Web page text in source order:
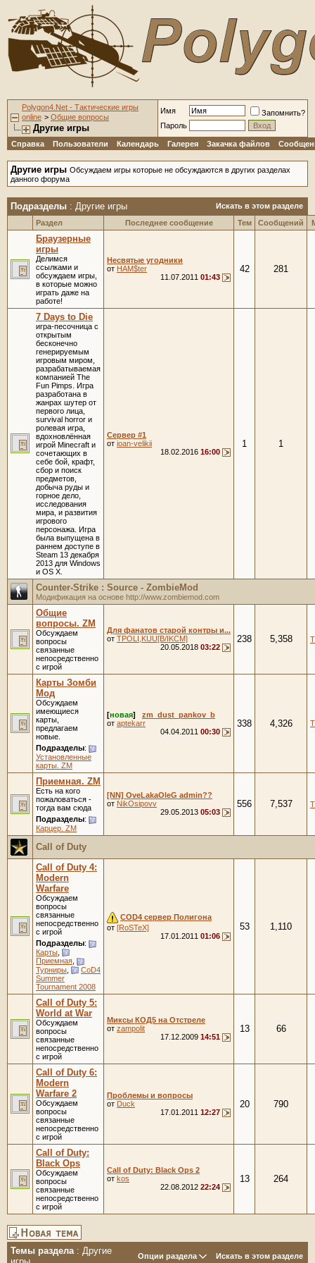
Polygon4.Net - Тактические игры
online > Общие вопросы
Другие игры
Имя
Запомнить?
Пароль
Справка Пользователи Календарь Галерея Закачка файлов
Другие игры Обсуждаем игры которые не обсуждаются в других разделах
данного форума
Подразделы : Другие игры
Искать в этом разделе
Раздел
Последнее сообщение Тем Сообщений
Браузерные
игры
Делимся
ссылками и
обсуждаем игры,
в которые можно
играть даже на
работе!
Несвятые угодники
от HAM$ter
11.07.2011 01:43
42 281
7 Days to Die
игра-песочница с
открытым
бесконечно
генерируемым
игровым миром,
разрабатываемая
компанией The
Fun Pimps. Игра
разработана в
жанрах шутер от
первого лица,
survival horror и
ролевая игра,
вдохновлённая
игрой Minecraft и
сочетающих в
себе бой, крафт,
сбор и поиск
предметов,
добыча руды и
горное дело,
исследования
мира, и развития
игрового
персонажа. Игра
была выпущена в
раннем доступе в
Steam 13 декабря
2013 для Windows
и OS X.
Сервер #1
от ioan-velikii
18.02.2016 16:00
1 1
Counter-Strike : Source - ZombieMod
Модификация на основе http://www.zombiemod.com
Общие
вопросы. ZM
Обсуждаем
вопросы
связанные
непосредственно
с игрой
Для фанатов старой контры и...
от TPOLI,KUU[B/IKCM]
20.05.2018 03:22
238 5,358
Карты Зомби
Мод
Обсуждаем
имеющиеся
карты,
предлагаем
новые.
Подразделы:
Установленные
карты. ZM
[новая]
zm_dust_pankov_b
от aptekarr
04.04.2011 00:30
338 4,326
Приемная. ZM
Есть на кого
пожаловаться -
тогда вам сюда
Подразделы:
Карцер. ZM
[NN] OveLakaOleG admin??
от NikOsipovv
29.05.2013 05:03
556 7,537
Call of Duty
Call of Duty 4:
Modern
Warfare
Обсуждаем
вопросы
связанные
непосредственно
с игрой
Подразделы:
Карты
Приемная
Турниры
CoD4
Summer
Tournament 2008
COD4 cервер Полигона
от [RoSTeX]
17.01.2011 01:06
53 1,110
Call of Duty 5:
World at War
Обсуждаем
вопросы
связанные
непосредственно
с игрой
Миксы КОД5 на Отстреле
от zampolit
17.12.2009 14:51
13 66
Call of Duty 6:
Modern
Warfare 2
Обсуждаем
вопросы
связанные
непосредственно
с игрой
Проблемы и вопросы
от Duck
17.01.2011 12:27
20 790
Call of Duty:
Black Ops
Обсуждаем
вопросы
связанные
непосредственно
с игрой
Call of Duty: Black Ops 2
от kos
22.08.2012 22:24
13 264
Темы раздела: Другие
Опции раздела Искать в этом разделе